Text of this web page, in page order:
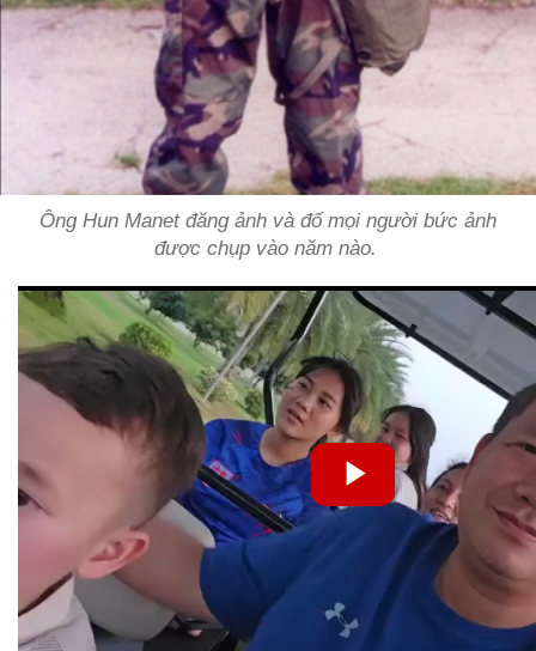
Ông Hun Manet đăng ảnh và đố mọi người bức ảnh
được chụp vào năm nào.